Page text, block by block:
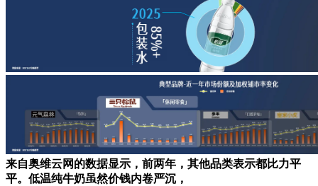
来自奥维云网的数据显示，前两年，其他品类表示都比力平
平。低温纯牛奶虽然价钱内卷严沉，